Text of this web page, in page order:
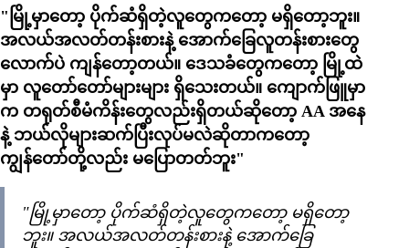
"မြို့မှာတော့ ပိုက်ဆံရှိတဲ့လူတွေကတော့ မရှိတော့ဘူး။
အလယ်အလတ်တန်းစားနဲ့ အောက်ခြေလူတန်းစားတွေ
လောက်ပဲ ကျန်တော့တယ်။ ဒေသခံတွေကတော့ မြို့ထဲ
မှာ လူတော်တော်များများ ရှိသေးတယ်။ ကျောက်ဖြူမှာ
က တရုတ်စီမံကိန်းတွေလည်းရှိတယ်ဆိုတော့ AA အနေ
နဲ့ ဘယ်လိုများဆက်ပြီးလုပ်မလဲဆိုတာကတော့
ကျွန်တော်တို့လည်း မပြောတတ်ဘူး"
"မြို့မှာတော့ ပိုက်ဆံရှိတဲ့လူတွေကတော့ မရှိတော့
ဘူး။ အလယ်အလတ်တန်းစားနဲ့ အောက်ခြေ